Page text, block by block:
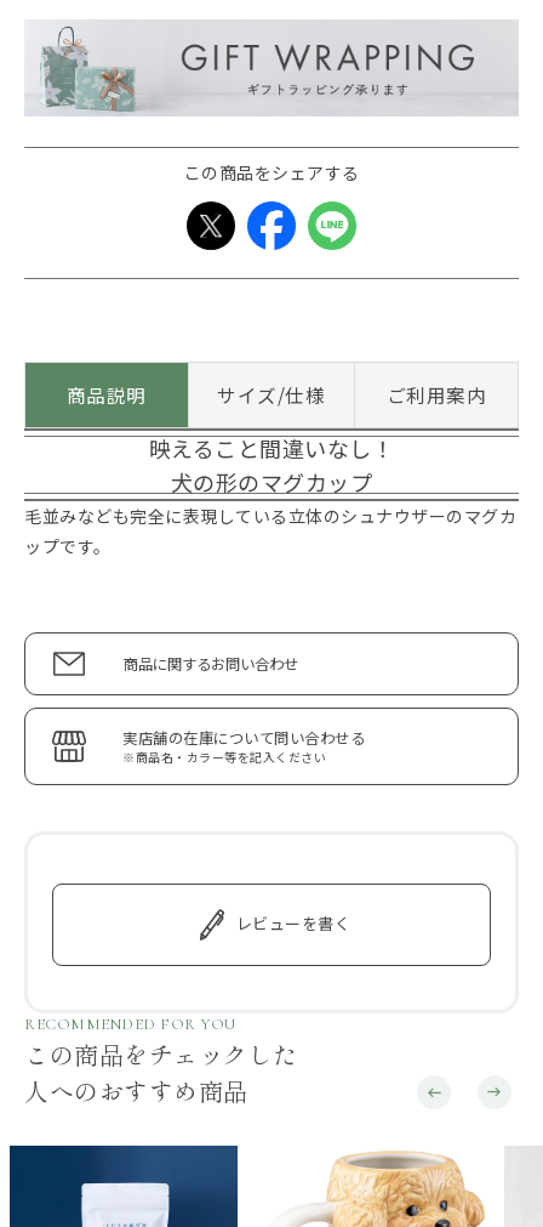
この商品をシェアする
商品説明 サイズ/仕様 ご利用案内
映えること間違いなし！
犬の形のマグカップ
毛並みなども完全に表現している立体のシュナウザーのマグカ
ップです。
商品に関するお問い合わせ
実店舗の在庫について問い合わせる
※商品名・カラー等を記入ください
レビューを書く
RECOMMENDED FOR YOU
この商品をチェックした
人へのおすすめ商品